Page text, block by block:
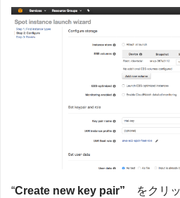
“Create new key pair” をクリ